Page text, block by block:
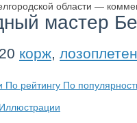
области —
мастер
корж,
По рейтингу По
Иллюстрации